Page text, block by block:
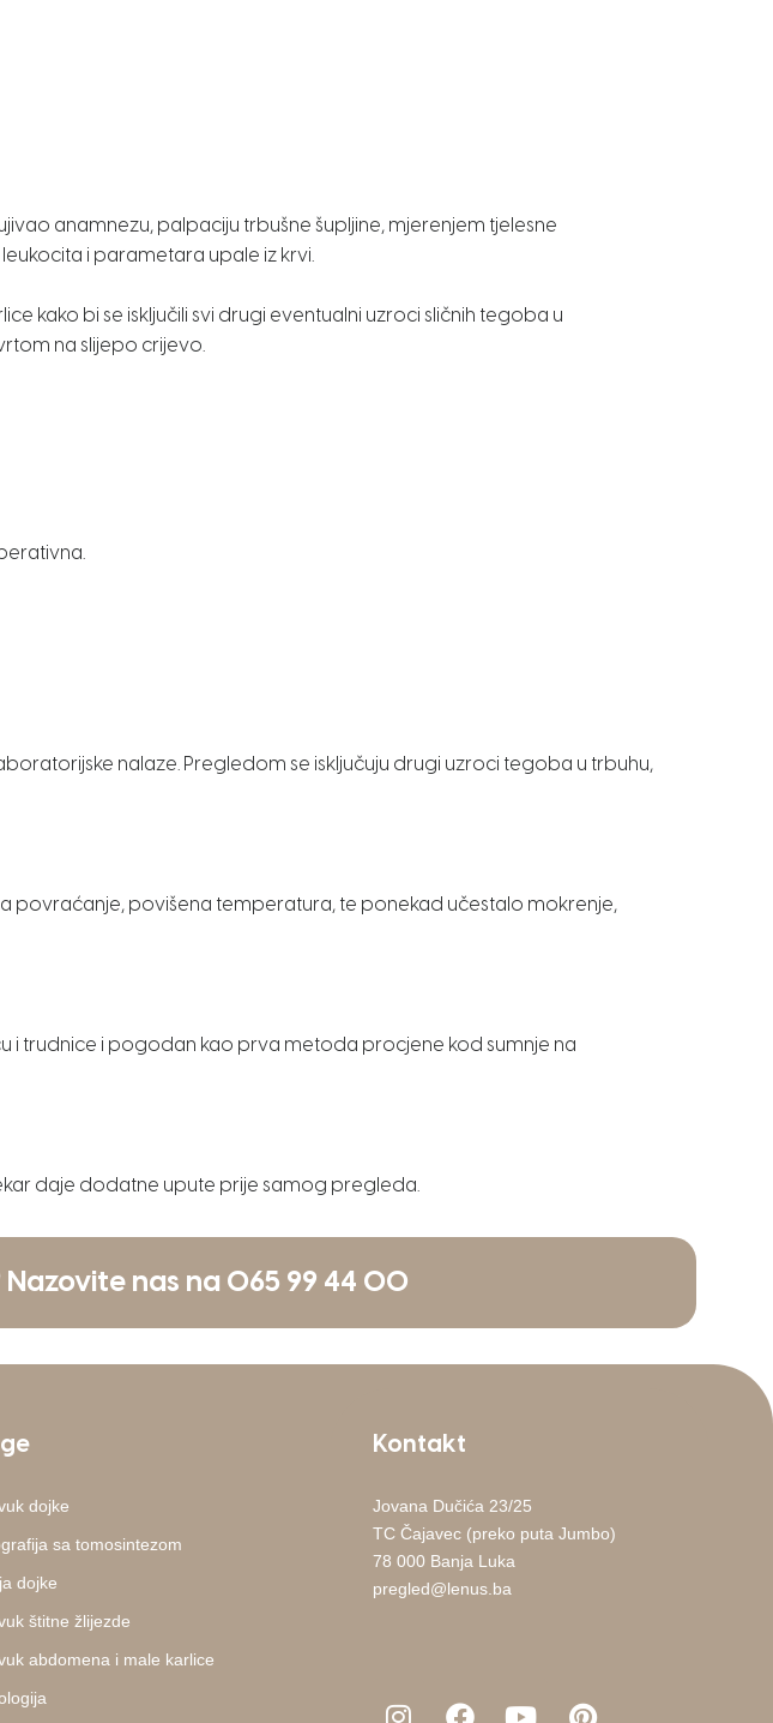
anamnezu, palpaciju trbušne šupljine, mjerenjem tjelesne
i parametara upale iz krvi.
kako bi se isključili svi drugi eventualni uzroci sličnih tegoba u
na slijepo crijevo.
nalaze. Pregledom se isključuju drugi uzroci tegoba u trbuhu,
povraćanje, povišena temperatura, te ponekad učestalo mokrenje,
i trudnice i pogodan kao prva metoda procjene kod sumnje na
daje dodatne upute prije samog pregleda.
nas na 065 99 44 00
dojke
sa tomosintezom
dojke
štitne žlijezde
abdomena i male karlice
Kontakt
Jovana Dučića 23/25
TC Čajavec (preko puta Jumbo)
78 000 Banja Luka
pregled@lenus.ba